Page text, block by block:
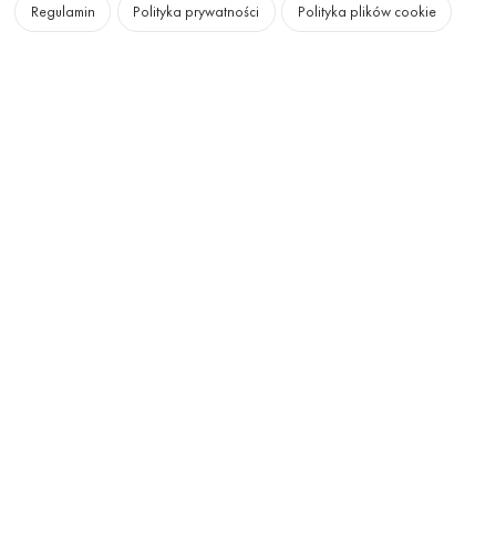
Regulamin Polityka prywatności Polityka plików cookie